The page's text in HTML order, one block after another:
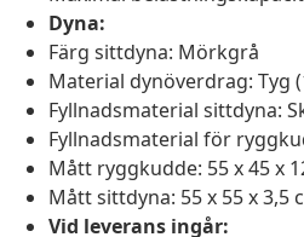
Dyna:
Färg sittdyna: Mörkgrå
Material dynöverdrag: Tyg
Fyllnadsmaterial sittdyna:
Fyllnadsmaterial för
Mått ryggkudde: 55 x 45 x
Mått sittdyna: 55 x 55 x 3,5
Vid leverans ingår: